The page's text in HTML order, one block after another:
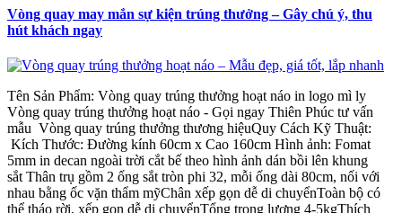
Vòng quay may mắn sự kiện trúng thưởng – Gây chú ý, thu
hút khách ngay
Tên Sản Phẩm: Vòng quay trúng thưởng hoạt náo in logo mì ly
Vòng quay trúng thưởng hoạt náo - Gọi ngay Thiên Phúc tư vấn
mẫu Vòng quay trúng thưởng thương hiệuQuy Cách Kỹ Thuật:
Kích Thước: Đường kính 60cm x Cao 160cm Hình ảnh: Fomat
5mm in decan ngoài trời cắt bế theo hình ảnh dán bồi lên khung
sắt Thân trụ gồm 2 ống sắt tròn phi 32, mỗi ống dài 80cm, nối với
nhau bằng ốc vặn thẩm mỹChân xếp gọn dễ di chuyểnToàn bộ có
thể tháo rời, xếp gọn dễ di chuyểnTổng trong lượng 4-5kgThích